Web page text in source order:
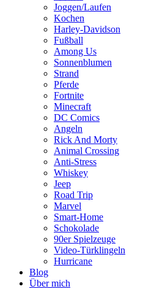
Joggen/Laufen
Kochen
Harley-Davidson
Fußball
Among Us
Sonnenblumen
Strand
Pferde
Fortnite
Minecraft
DC Comics
Angeln
Rick And Morty
Animal Crossing
Anti-Stress
Whiskey
Jeep
Road Trip
Marvel
Smart-Home
Schokolade
90er Spielzeuge
Video-Türklingeln
Hurricane
Blog
Über mich